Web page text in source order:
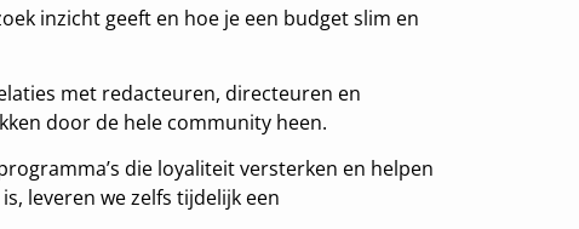
inzicht geeft en hoe je een budget slim en
met redacteuren, directeuren en
door de hele community heen.
die loyaliteit versterken en helpen
leveren we zelfs tijdelijk een